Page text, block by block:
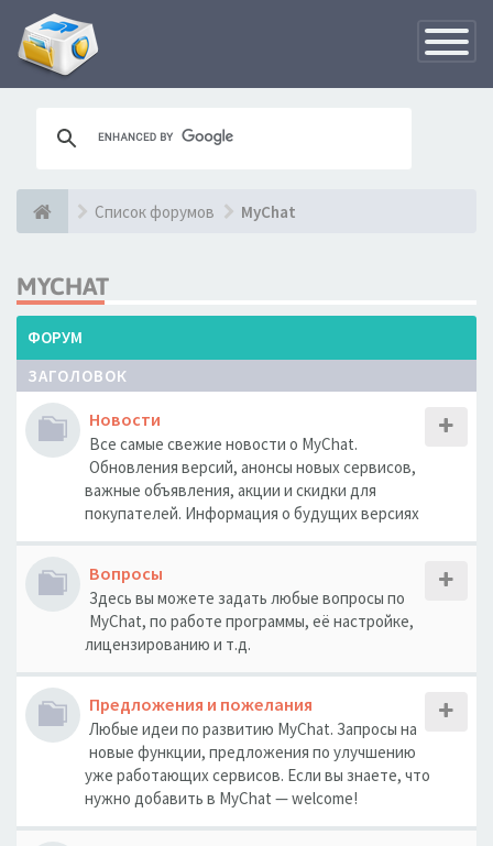
Список форумов MyChat
MYCHAT
ФОРУМ
ЗАГОЛОВОК
Новости
Все самые свежие новости о MyChat.
Обновления версий, анонсы новых сервисов,
важные объявления, акции и скидки для
покупателей. Информация о будущих версиях
Вопросы
Здесь вы можете задать любые вопросы по
MyChat, по работе программы, её настройке,
лицензированию и т.д.
Предложения и пожелания
Любые идеи по развитию MyChat. Запросы на
новые функции, предложения по улучшению
уже работающих сервисов. Если вы знаете, что
нужно добавить в MyChat — welcome!